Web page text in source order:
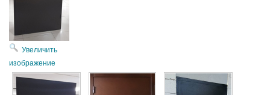
Увеличить
изображение